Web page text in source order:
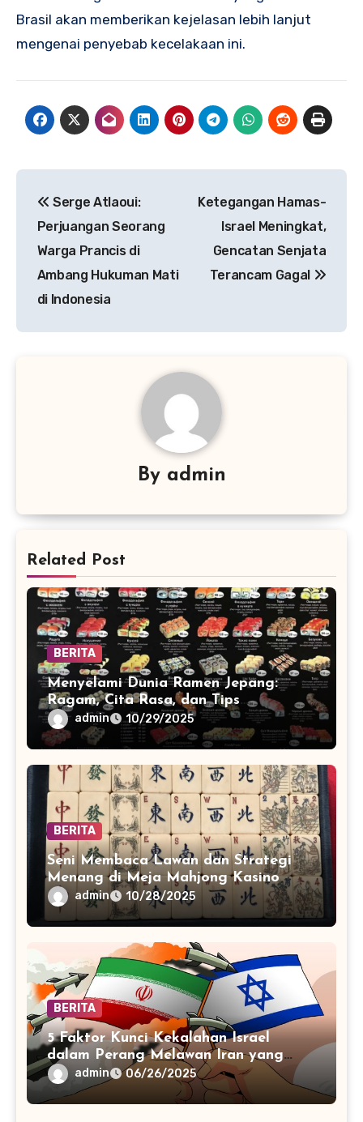
Brasil akan memberikan kejelasan lebih lanjut
mengenai penyebab kecelakaan ini.
pos
Serge Atlaoui:
Perjuangan Seorang
Warga Prancis di
Ambang Hukuman Mati
di Indonesia
Ketegangan Hamas-
Israel Meningkat,
Gencatan Senjata
Terancam Gagal
By admin
Related Post
BERITA
Menyelami Dunia Ramen Jepang:
Ragam, Cita Rasa, dan Tips
Menikmatinya
admin 10/29/2025
BERITA
Seni Membaca Lawan dan Strategi
Menang di Meja Mahjong Kasino
admin 10/28/2025
BERITA
5 Faktor Kunci Kekalahan Israel
dalam Perang Melawan Iran yang
Mengejutkan Dunia
admin 06/26/2025